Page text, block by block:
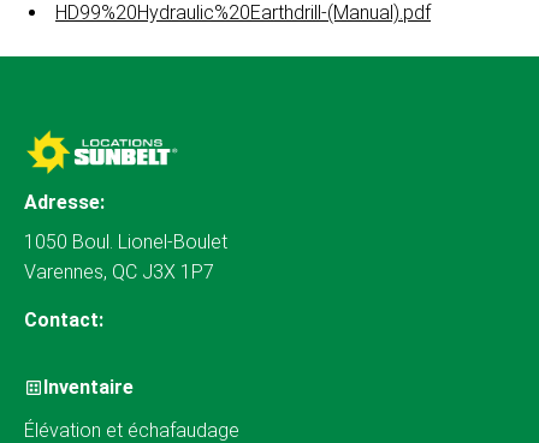
HD99%20Hydraulic%20Earthdrill-(Manual).pdf
Adresse:
1050 Boul. Lionel-Boulet
Varennes, QC J3X 1P7
Contact:
Inventaire
Élévation et échafaudage